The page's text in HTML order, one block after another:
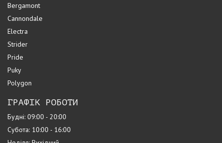
Bergamont
Cannondale
Electra
Strider
Pride
Puky
Polygon
ГРАФІК РОБОТИ
Будні: 09:00 - 20:00
Субота: 10:00 - 16:00